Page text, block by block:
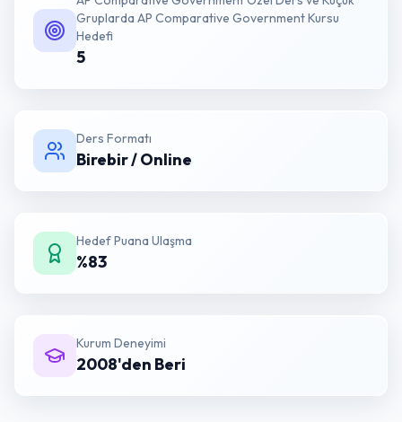
Gruplarda AP Comparative Government Kursu
Hedefi
5
Ders Formatı
Birebir / Online
Hedef Puana Ulaşma
%83
Kurum Deneyimi
2008'den Beri